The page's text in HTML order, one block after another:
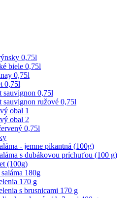
0,75l
biele 0,75l
0,75l
0,75l
sauvignon 0,75l
sauvignon ružové 0,75l
obal 1
obal 2
0,75l
- jemne pikantná (100g)
s dubákovou príchuťou (100 g)
(100g)
180g
170 g
s brusnicami 170 g